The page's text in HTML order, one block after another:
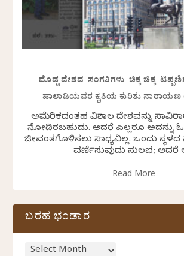
ದೊಡ್ಡ ದೇಶದ ಸಂಗತಿಗಳು ಚಿಕ್ಕ ಚಿಕ್ಕ
ಹಾಲಾಡಿಯವರ ಕೃತಿಯ ಕುರಿತು
ಅಮೆರಿಕದಂತಹ ವಿಶಾಲ ದೇಶವನ್ನು
ನೋಡಿರಬಹುದು. ಆದರೆ ಎಲ್ಲರೂ ಅದನ್ನು
ಜೀವಂತಗೊಳಿಸಲು ಸಾಧ್ಯವಿಲ್ಲ. ಒಂದು
ವರ್ಣಿಸುವುದು ಸುಲಭ; ಆದರೆ
Read More
ಬರಹ ಭಂಡಾರ